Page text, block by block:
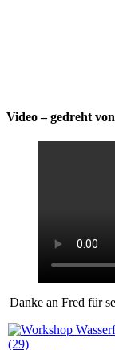
Video – gedreht
Danke an Fred für